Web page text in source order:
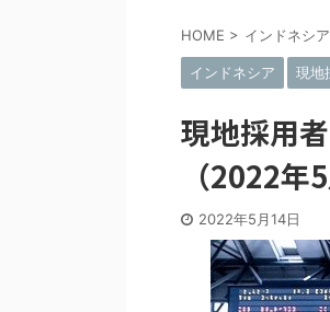
HOME > インドネシア
インドネシア 現地
現地採用
（2022年
2022年5月14日